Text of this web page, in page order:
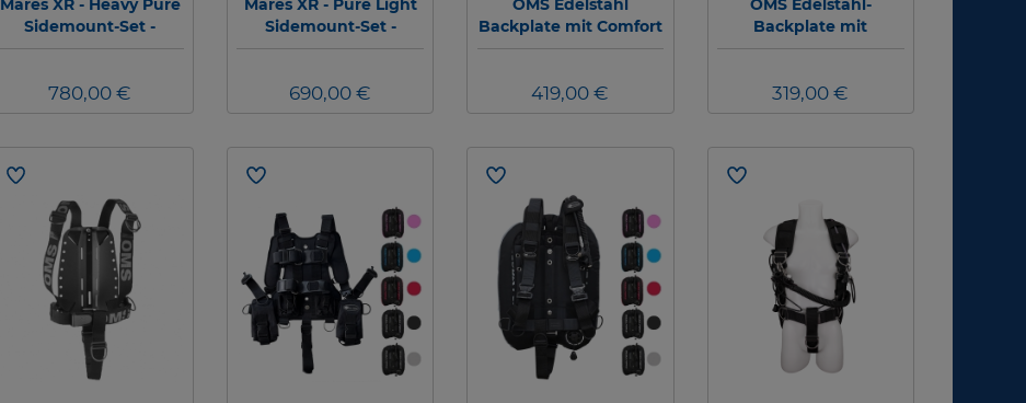
Mares XR - Heavy Pure
Sidemount-Set -
montiertes System
780,00 €
Mares XR - Pure Light
Sidemount-Set -
montiertes System
690,00 €
OMS Edelstahl
Backplate mit Comfort
Harness System III und
419,00 €
OMS Edelstahl-
Backplate mit
SmartStream-Harness
319,00 €